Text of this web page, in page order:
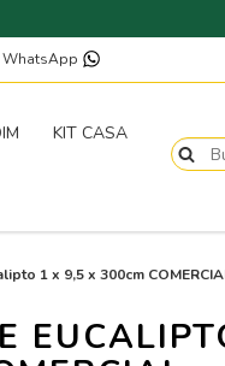
WhatsApp
KIT CASA
1 x 9,5 x 300cm